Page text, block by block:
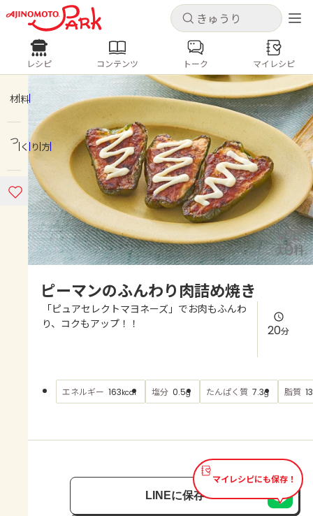
キャンセル
ログインするとレシピを保存できます
ログイン 新規登録
ホーム
コンテンツ
レシピ
よくあるお問い合わせ
AJINOMOTO PARK とは
キャンセル
レシピ コンテンツ
人気の食材・レシピ
きゅうり なす トマト
とうもろこし
ピーマン
みょうが ゴーヤ
レシピ コンテンツ トーク マイレシピ
材料
つくり方
ピーマンのふんわり肉詰め焼き
「ピュアセレクトマヨネーズ」でお肉もふんわ
り、コクもアップ！！
20分
エネルギー 163kcal 塩分 0.5g たんぱく質 7.3g 脂質
マイレシピにも保存！
LINEに保存